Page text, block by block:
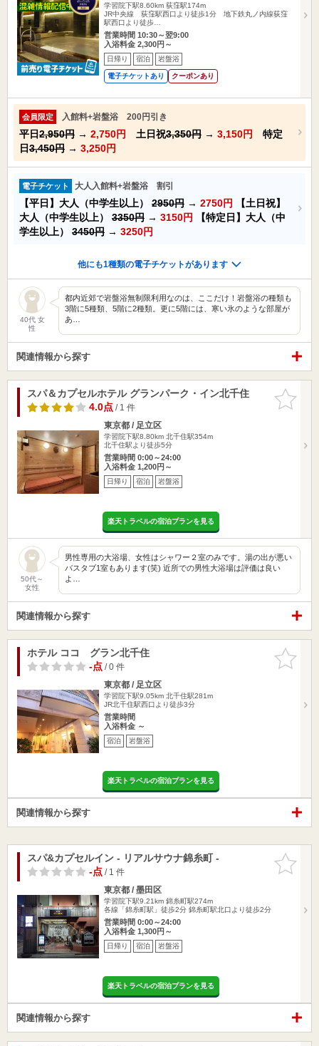
学習院下駅8.60km 荻窪駅174m
JR中央線 荻窪駅西口より徒歩1分 地下鉄丸ノ内線荻窪
駅西口より徒歩…
営業時間 10:30～翌9:00
入浴料金 2,300円～
日帰り 宿泊 岩盤浴
電子チケットあり クーポンあり
会員限定 入館料+岩盤浴 200円引き
平日2,950円 → 2,750円 土日祝3,350円 → 3,150円
特定
日3,450円 → 3,250円
電子チケット 大人入館料+岩盤浴 割引
【平日】大人（中学生以上） 2950円 → 2750円
【土日祝】
大人（中学生以上） 3350円 → 3150円
【特定日】大人（中
学生以上） 3450円 → 3250円
他にも1種類の電子チケットがあります
40代 女
性
都内近郊で岩盤浴無制限利用なのは、ここだけ！岩盤浴の種類も
3階に5種類、5階に2種類。更に5階には、寒い氷のような部屋が
あ…
関連情報から探す
お気に入
りに追加
スパ＆カプセルホテル グランパーク・イン北千住
4.0点/ 1 件
東京都 / 足立区
学習院下駅8.80km 北千住駅354m
北千住駅より徒歩5分
営業時間 0:00～24:00
入浴料金 1,200円～
日帰り 宿泊 岩盤浴
楽天トラベルの宿泊プランを見る
50代～
女性
男性専用の大浴場、女性はシャワー２室のみです。湯の出が悪い
バスタブ1室もあります(笑) 近所での男性大浴場は評価は良い
よ…
関連情報から探す
お気に入
りに追加
ホテル ココ グラン北千住
-点/ 0 件
東京都 / 足立区
学習院下駅9.05km 北千住駅281m
JR北千住駅西口より徒歩3分
営業時間
入浴料金 ～
宿泊 岩盤浴
楽天トラベルの宿泊プランを見る
関連情報から探す
お気に入
りに追加
スパ&カプセルイン - リアルサウナ錦糸町 -
-点/ 1 件
東京都 / 墨田区
学習院下駅9.21km 錦糸町駅274m
各線「錦糸町駅」徒歩2分 錦糸町駅北口より徒歩2分
営業時間 0:00～24:00
入浴料金 1,300円～
日帰り 宿泊 岩盤浴
楽天トラベルの宿泊プランを見る
関連情報から探す